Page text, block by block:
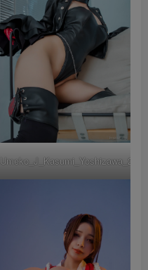
Umeko_J_Kasumi_Yoshizawa_22